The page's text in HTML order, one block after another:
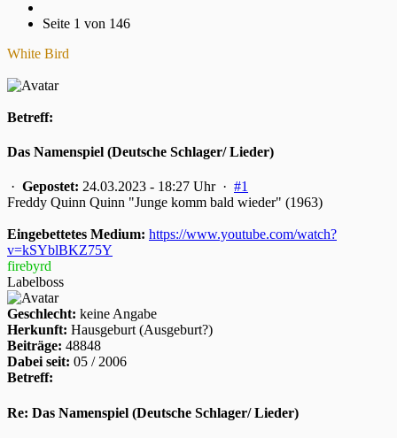
Seite 1 von 146
White Bird
Betreff:
Das Namenspiel (Deutsche Schlager/ Lieder)
· Gepostet: 24.03.2023 - 18:27 Uhr · #1
Freddy Quinn Quinn "Junge komm bald wieder" (1963)
Eingebettetes Medium: https://www.youtube.com/watch?
v=kSYblBKZ75Y
firebyrd
Labelboss
Geschlecht: keine Angabe
Herkunft: Hausgeburt (Ausgeburt?)
Beiträge: 48848
Dabei seit: 05 / 2006
Betreff:
Re: Das Namenspiel (Deutsche Schlager/ Lieder)